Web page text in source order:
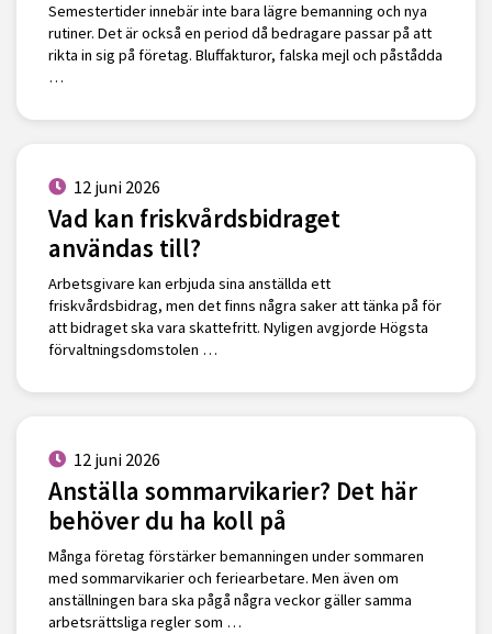
Semestertider innebär inte bara lägre bemanning och nya
rutiner. Det är också en period då bedragare passar på att
rikta in sig på företag. Bluffakturor, falska mejl och påstådda
…
12 juni 2026
Vad kan friskvårdsbidraget
användas till?
Arbetsgivare kan erbjuda sina anställda ett
friskvårdsbidrag, men det finns några saker att tänka på för
att bidraget ska vara skattefritt. Nyligen avgjorde Högsta
förvaltningsdomstolen …
12 juni 2026
Anställa sommarvikarier? Det här
behöver du ha koll på
Många företag förstärker bemanningen under sommaren
med sommarvikarier och feriearbetare. Men även om
anställningen bara ska pågå några veckor gäller samma
arbetsrättsliga regler som …